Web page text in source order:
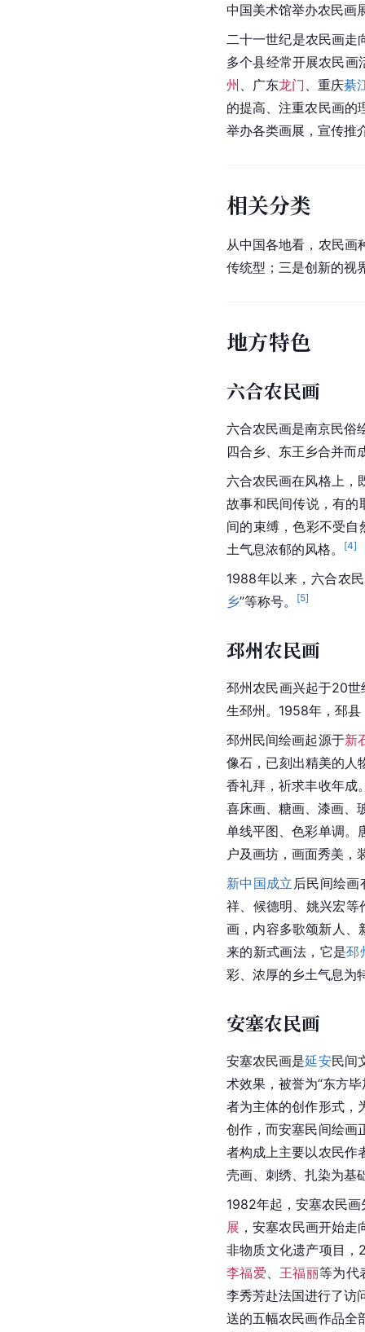
中国美术馆举办农民画
二十一世纪是农民画走
多个县经常开展农民画
州 、广东龙门 、重庆綦
的提高、注重农民画的
举办各类画展，宣传推
相关分类
从中国各地看，农民画
传统型；三是创新的视
地方特色
六合农民画
六合农民画是南京民俗
四合乡 、东王乡合并
六合农民画在风格上，
故事和民间传说，有的
间的束缚，色彩不受
土气息浓郁的风格。
[4]
1988年以来，六合农
乡”等称号。 [5]
邳州农民画
邳州农民画兴起于20
生邳州。1958年，邳
邳州民间绘画起源于新
像石，已刻出精美的人
香礼拜，祈求丰收年成
喜床画、糖画 、漆画
单线平图、色彩单调。
户及画坊，画面秀美，
新中国成立 后民间绘
祥、候德明、姚兴宏等
画，内容多歌颂新人、
来的新式画法，它是邳
彩、浓厚的乡土气息为
安塞农民画
安塞农民画是延安民间
术效果，被誉为“东方毕
者为主体的创作形式，
创作，而安塞民间绘画
者构成上主要以农民作
壳画、 刺绣、扎染为基
1982年起，安塞农民
展 ，安塞农民画开始
非物质文化遗产项目，
李福爱、王福丽等为代
李秀芳赴法国进行了访
送的五幅农民画作品全